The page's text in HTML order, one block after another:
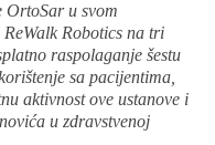
u svom
Robotics na tri
raspolaganje šestu
sa pacijentima,
aktivnost ove ustanove i
u zdravstvenoj